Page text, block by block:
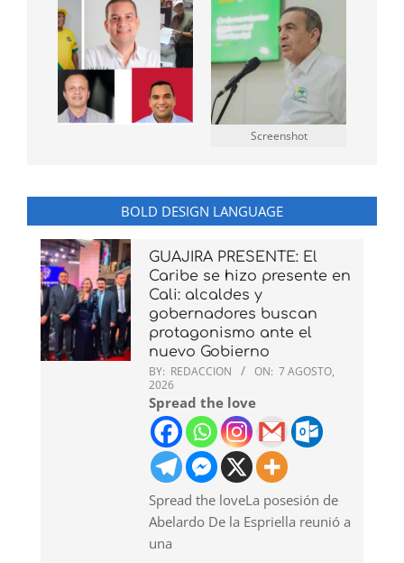
Screenshot
BOLD DESIGN LANGUAGE
GUAJIRA PRESENTE: El
Caribe se hizo presente en
Cali: alcaldes y
gobernadores buscan
protagonismo ante el
nuevo Gobierno
BY: REDACCION ON: 7 AGOSTO,
2026
Spread the love
Spread the loveLa posesión de
Abelardo De la Espriella reunió a
una